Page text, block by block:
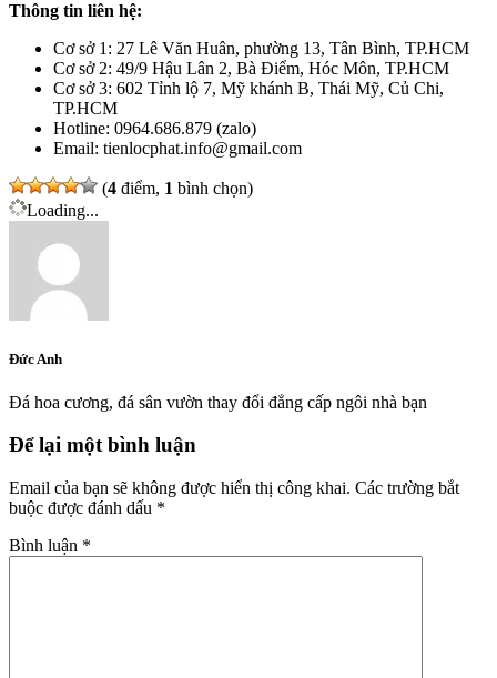
Thông tin liên hệ:
Cơ sở 1: 27 Lê Văn Huân, phường 13, Tân Bình, TP.HCM
Cơ sở 2: 49/9 Hậu Lân 2, Bà Điểm, Hóc Môn, TP.HCM
Cơ sở 3: 602 Tỉnh lộ 7, Mỹ khánh B, Thái Mỹ, Củ Chi,
TP.HCM
Hotline: 0964.686.879 (zalo)
Email: tienlocphat.info@gmail.com
(4 điểm, 1 bình chọn)
Loading...
Đức Anh
Đá hoa cương, đá sân vườn thay đổi đẳng cấp ngôi nhà bạn
Để lại một bình luận
Email của bạn sẽ không được hiển thị công khai. Các trường bắt
buộc được đánh dấu *
Bình luận *